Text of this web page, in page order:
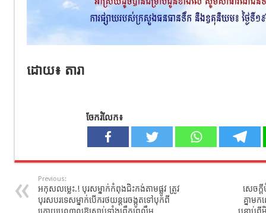
ដោយ​៖ តារា​
ចែករំលែក៖
Previous:
អកុសល​ម្លេះ.! បុរសម្នាក់កំពុងជិះកង់តាមផ្លូវ​ ត្រូវ
បុរសបរទេសម្នាក់បើករថយន្ដរេចង្កូតទៅបុកពី
ក្រោយបណ្តាលឱ្យស្លាប់ទាំងព្រឹកព្រលឹម
សេចក្ដី
គ្នាម
បន្ទាប់ពី